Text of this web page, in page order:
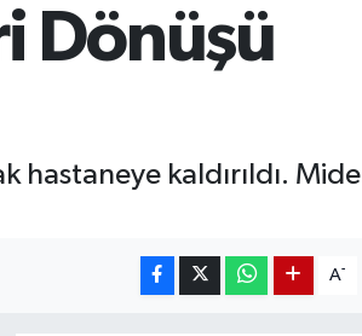
Dönüşü
hastaneye kaldırıldı. Mide
A-